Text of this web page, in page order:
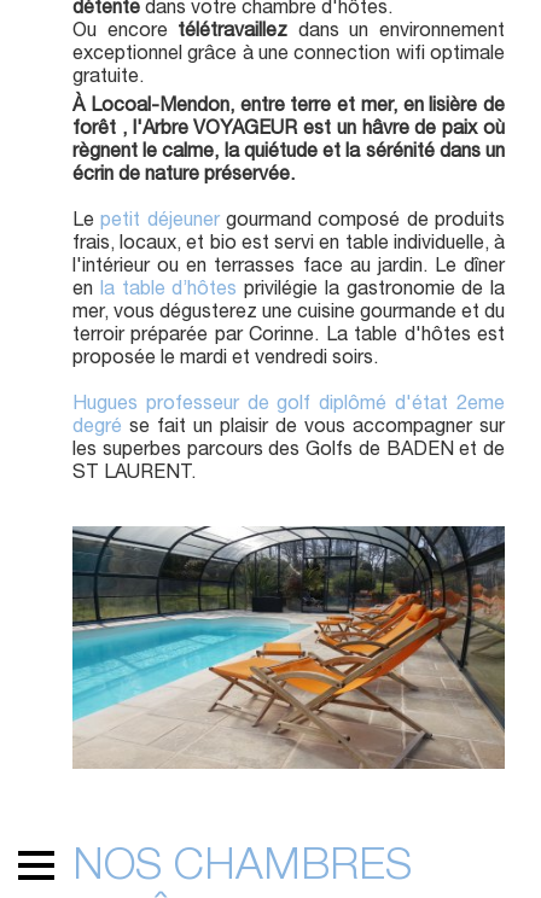
détente dans votre chambre d'hôtes.
Ou encoretélétravaillez dans un environnement
exceptionnel grâce à une connection wifi optimale
gratuite.
À Locoal-Mendon, entre terre et mer, en lisière de
forêt , l'Arbre VOYAGEUR est un hâvre de paix où
règnent le calme, la quiétude et la sérénité dans un
écrin de nature préservée.
Le petit déjeunergourmand composé de produits
frais, locaux, et bio est servi en table individuelle, à
l'intérieur ou en terrasses face au jardin. Le dîner
en
la table d’hôtes
privilégie la gastronomie de la
mer, vous dégusterez une cuisine gourmande et du
terroir préparée par Corinne. La table d'hôtes est
proposée le mardi et vendredi soirs.
Hugues professeur de golf diplômé d'état 2eme
degré se fait un plaisir de vous accompagner sur
les superbes parcours des Golfs de BADEN et de
ST LAURENT.
NOS CHAMBRES